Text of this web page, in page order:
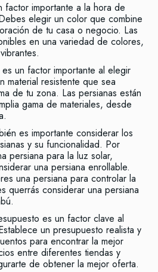
factor importante a la hora de
elegir un color que combine
de tu casa o negocio. Las
en una variedad de colores,
es un factor importante al elegir
material resistente que sea
de tu zona. Las persianas están
gama de materiales, desde
es importante considerar los
y su funcionalidad. Por
persiana para la luz solar,
una persiana enrollable.
una persiana para controlar la
querrás considerar una persiana
es un factor clave al
un presupuesto realista y
para encontrar la mejor
entre diferentes tiendas y
de obtener la mejor oferta.